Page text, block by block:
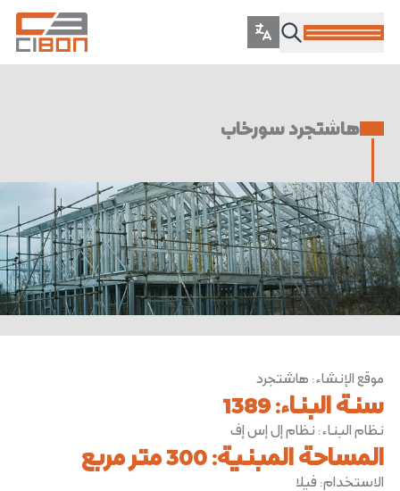
هاشتجرد سورخاب
موقع الإنشاء: هاشتجرد
سنة البناء:
1389
نظام البناء: نظام إل إس إف
المساحة المبنية:300 متر مربع
الاستخدام:فيلا